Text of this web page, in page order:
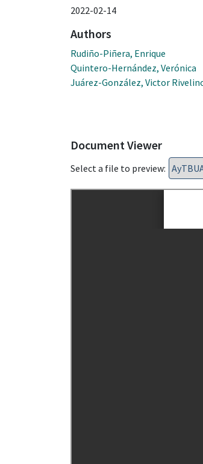
2022-02-14
Authors
Rudiño-Piñera, Enrique
Quintero-Hernández, Verónica
Juárez-González, Victor
Document Viewer
Select a file to preview: